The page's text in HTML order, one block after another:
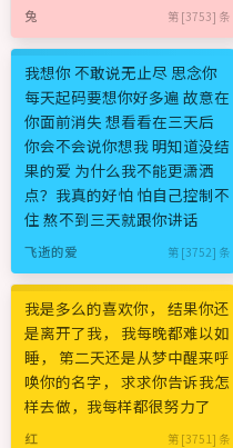
兔 第 [3753] 条
我想你 不敢说无止尽 思念你
每天起码要想你好多遍 故意在
你面前消失 想看看在三天后
你会不会说你想我 明知道没结
果的爱 为什么我不能更潇洒
点？我真的好怕 怕自己控制不
住 熬不到三天就跟你讲话
飞逝的爱 第 [3752] 条
我是多么的喜欢你， 结果你还
是离开了我， 我每晚都难以如
睡， 第二天还是从梦中醒来呼
唤你的名字， 求求你告诉我怎
样去做，我每样都很努力了
红 第 [3751] 条